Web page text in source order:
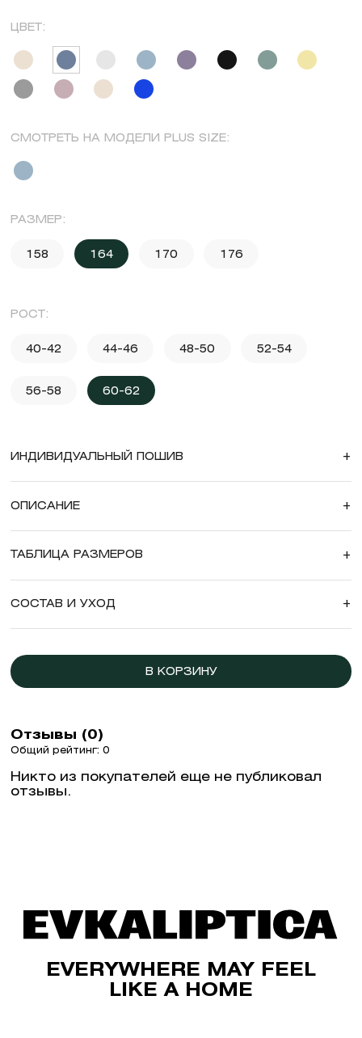
ЦВЕТ:
СМОТРЕТЬ НА МОДЕЛИ PLUS SIZE:
РАЗМЕР:
158 164 170 176
РОСТ:
40-42 44-46 48-50 52-54
56-58 60-62
ИНДИВИДУАЛЬНЫЙ ПОШИВ +
ОПИСАНИЕ +
ТАБЛИЦА РАЗМЕРОВ +
СОСТАВ И УХОД +
В КОРЗИНУ
Отзывы (0)
Общий рейтинг: 0
Никто из покупателей еще не публиковал
отзывы.
EVERYWHERE MAY FEEL
LIKE A HOME